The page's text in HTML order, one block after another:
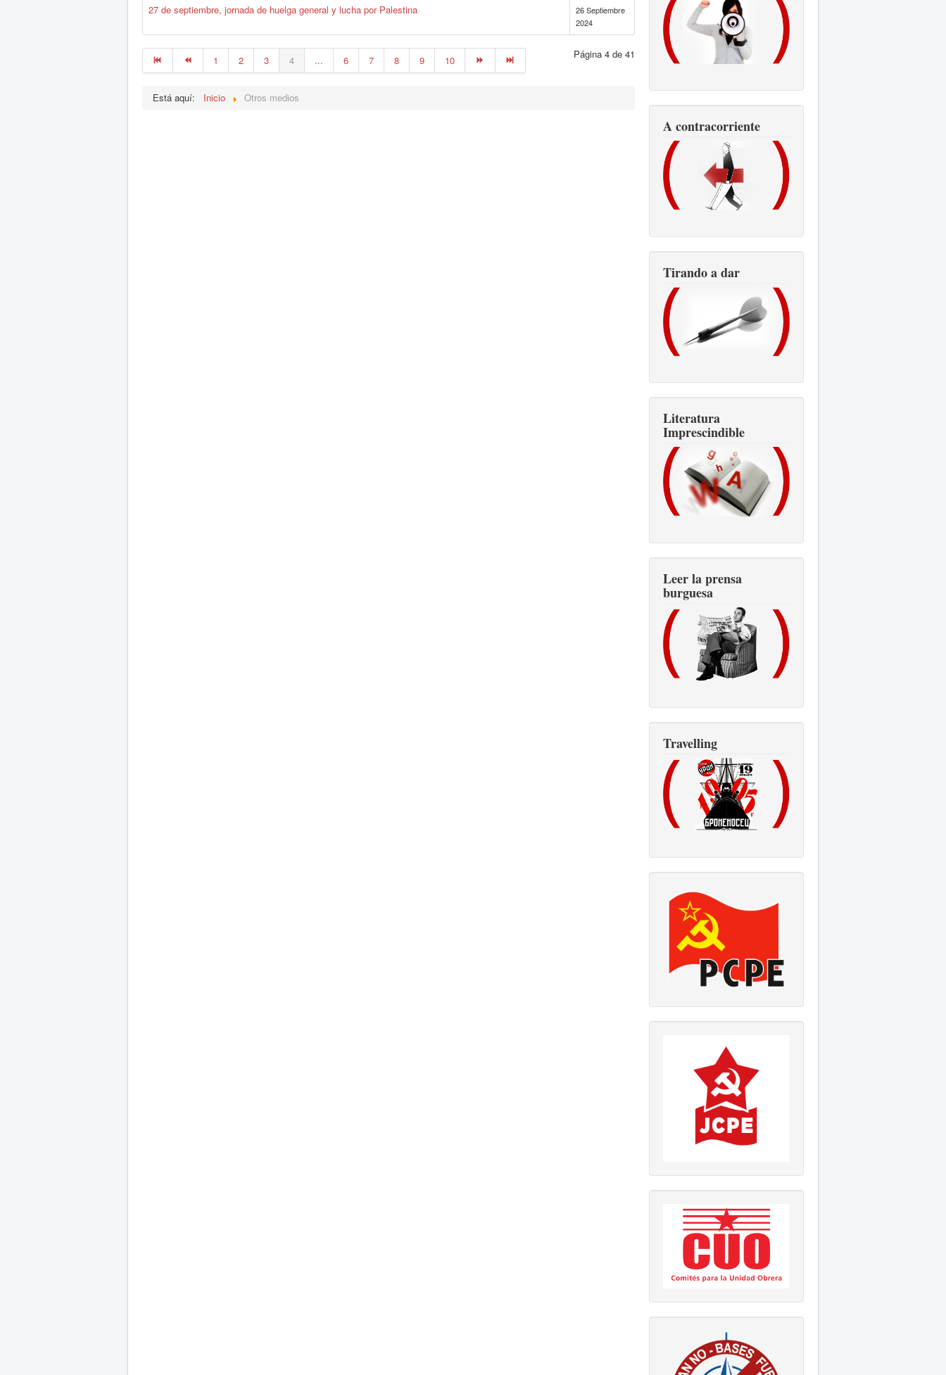
27 de septiembre, jornada de huelga general y lucha por Palestina
26 Septiembre
2024
Página 4 de 41
1 2 3 4 ... 6 7 8 9 10
Está aquí: Inicio Otros medios
A contracorriente
Tirando a dar
Literatura
Imprescindible
Leer la prensa
burguesa
Travelling